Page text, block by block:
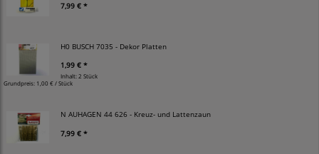
7,99 € *
H0 BUSCH 7035 - Dekor Platten
1,99 € *
Inhalt: 2 Stück
Grundpreis: 1,00 € / Stück
N AUHAGEN 44 626 - Kreuz- und Lattenzaun
7,99 € *